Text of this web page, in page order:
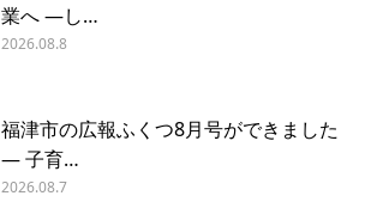
業へ ―し…
2026.08.8
福津市の広報ふくつ8月号ができました
― 子育…
2026.08.7